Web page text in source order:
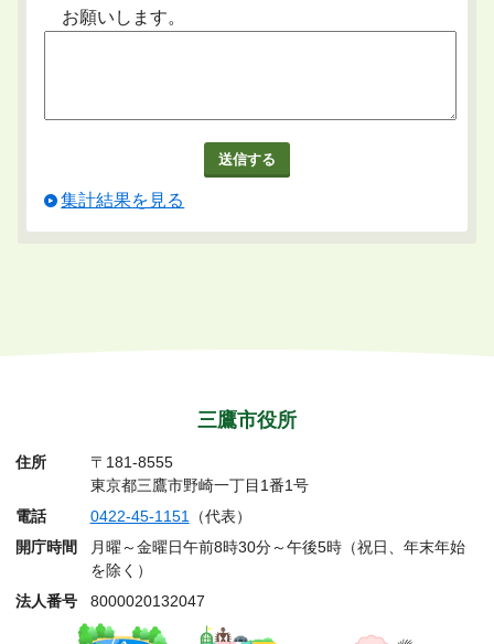
お願いします。
集計結果を見る
三鷹市役所
住所
〒181-8555
東京都三鷹市野崎一丁目1番1号
電話
0422-45-1151（代表）
開庁時間
月曜～金曜日午前8時30分～午後5時（祝日、年末年始
を除く）
法人番号
8000020132047